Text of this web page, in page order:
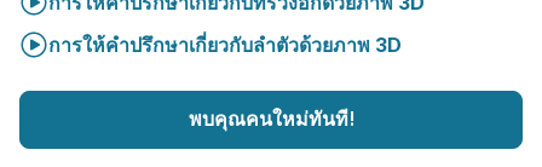
การให้คำปรึกษาเกี่ยวกับลำตัวด้วยภาพ 3D
พบคุณคนใหม่ทันที!